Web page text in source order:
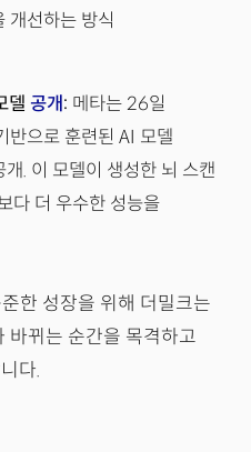
개선하는 방식
델 공개: 메타는 26일
반으로 훈련된 AI 모델
. 이 모델이 생성한 뇌 스캔
다 더 우수한 성능을
한 성장을 위해 더밀크는
바뀌는 순간을 목격하고
다.